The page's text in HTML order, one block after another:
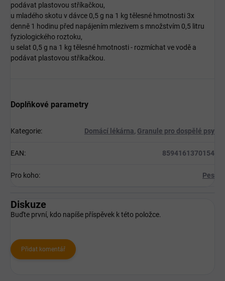
podávat plastovou stříkačkou,
u mladého skotu v dávce 0,5 g na 1 kg tělesné hmotnosti 3x
denně 1 hodinu před napájením mlezivem s množstvím 0,5 litru
fyziologického roztoku,
u selat 0,5 g na 1 kg tělesné hmotnosti - rozmíchat ve vodě a
podávat plastovou stříkačkou.
Doplňkové parametry
Kategorie: Domácí lékárna, Granule pro dospělé psy
EAN: 8594161370154
Pro koho: Pes
Diskuze
Buďte první, kdo napíše příspěvek k této položce.
Přidat komentář